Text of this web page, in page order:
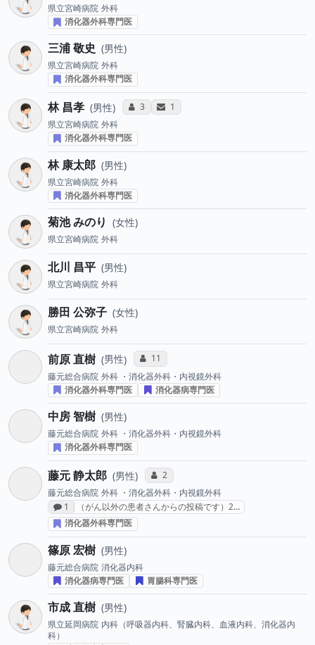
県立宮崎病院 外科
消化器外科専門医
三浦 敬史 男性
県立宮崎病院 外科
消化器外科専門医
林 昌孝 男性 コミュニケーション・タイプ投票数
3 サンキューレター送付数
1
県立宮崎病院 外科
消化器外科専門医
林 康太郎 男性
県立宮崎病院 外科
消化器外科専門医
菊池 みのり 女性
県立宮崎病院 外科
北川 昌平 男性
県立宮崎病院 外科
勝田 公弥子 女性
県立宮崎病院 外科
前原 直樹 男性 コミュニケーション・タイプ投票数
11
藤元総合病院 外科 ・消化器外科・内視鏡外科
消化器外科専門医
消化器病専門医
中房 智樹 男性
藤元総合病院 外科 ・消化器外科・内視鏡外科
消化器外科専門医
藤元 静太郎 男性 コミュニケーション・タイプ投票数
2
藤元総合病院 外科 ・消化器外科・内視鏡外科
感想投稿数
1
（がん以外の患者さんからの投稿です）2…
消化器外科専門医
篠原 宏樹 男性
藤元総合病院 消化器内科
消化器病専門医
胃腸科専門医
市成 直樹 男性
県立延岡病院 内科（呼吸器内科、腎臓内科、血液内科、消化器内
科）